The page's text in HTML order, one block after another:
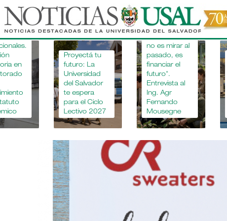
Pasar
contenido
principal
Proyectá tu
futuro: La
Universidad
del Salvador
te espera
para el Ciclo
Lectivo 2027
"Apostar por
la educación
agropecuaria
no es mirar al
pasado, es
financiar el
futuro".
Entrevista al
Ing. Agr
Fernando
Mousegne
Destacada
participación
investigador
de la USAL en
Forum 2026